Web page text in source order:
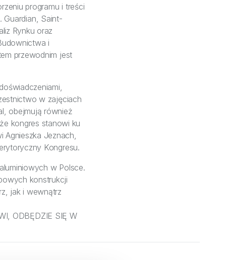
programu i treści
Guardian, Saint-
Rynku oraz
i
przewodnim jest
w zajęciach
obejmują również
kongres stanowi ku
Agnieszka Jeznach,
Kongresu.
w Polsce.
konstrukcji
jak i wewnątrz
ODBĘDZIE SIĘ W